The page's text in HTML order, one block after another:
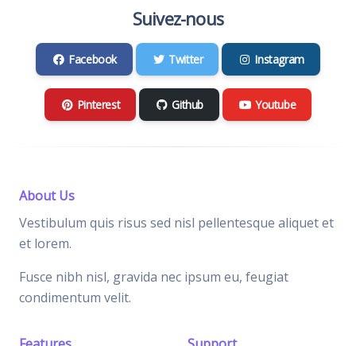
Suivez-nous
Facebook Twitter Instagram
Pinterest Github Youtube
About Us
Vestibulum quis risus sed nisl pellentesque aliquet et
et lorem.
Fusce nibh nisl, gravida nec ipsum eu, feugiat
condimentum velit.